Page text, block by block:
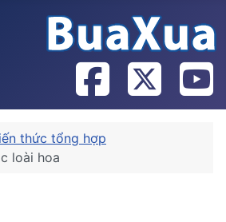
thức tổng hợp
loài hoa